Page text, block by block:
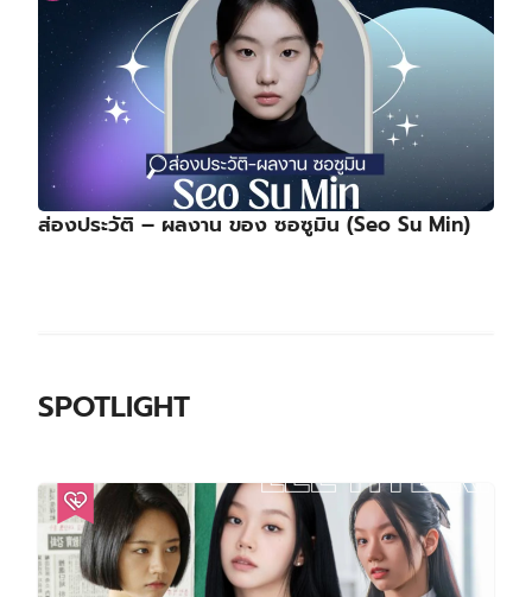
ส่องประวัติ – ผลงาน ของ ซอซูมิน (Seo Su Min)
SPOTLIGHT